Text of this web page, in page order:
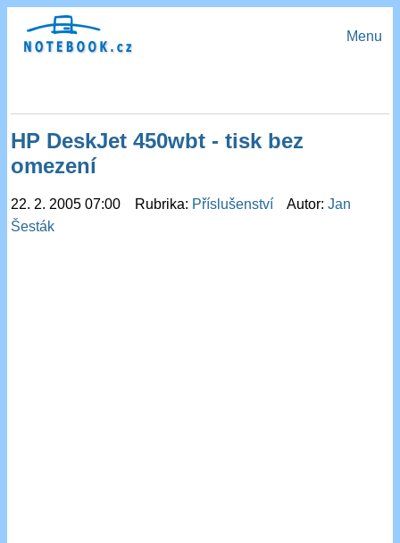
Menu
HP DeskJet 450wbt - tisk bez
omezení
22. 2. 2005 07:00 Rubrika: Příslušenství Autor:Jan
Šesták